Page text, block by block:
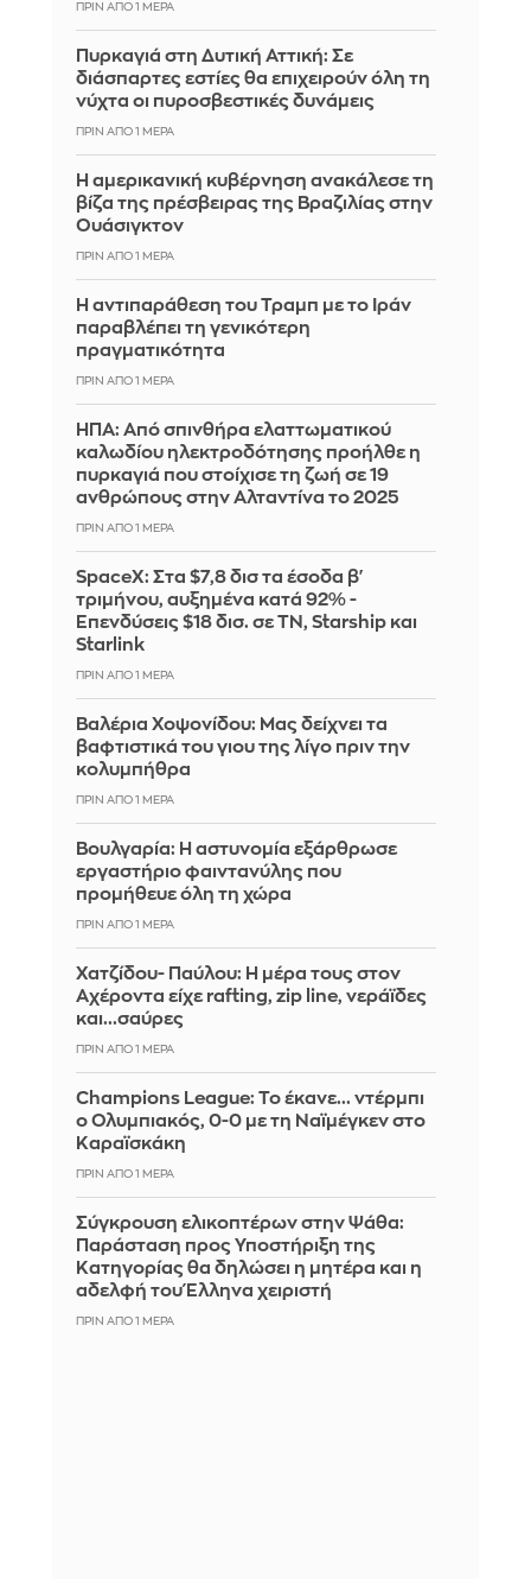
ΠΡΙΝ ΑΠΌ 1 ΜΈΡΑ
Πυρκαγιά στη Δυτική Αττική: Σε
διάσπαρτες εστίες θα επιχειρούν όλη τη
νύχτα οι πυροσβεστικές δυνάμεις
ΠΡΙΝ ΑΠΌ 1 ΜΈΡΑ
Η αμερικανική κυβέρνηση ανακάλεσε τη
βίζα της πρέσβειρας της Βραζιλίας στην
Ουάσιγκτον
ΠΡΙΝ ΑΠΌ 1 ΜΈΡΑ
Η αντιπαράθεση του Τραμπ με το Ιράν
παραβλέπει τη γενικότερη
πραγματικότητα
ΠΡΙΝ ΑΠΌ 1 ΜΈΡΑ
ΗΠΑ: Από σπινθήρα ελαττωματικού
καλωδίου ηλεκτροδότησης προήλθε η
πυρκαγιά που στοίχισε τη ζωή σε 19
ανθρώπους στην Αλταντίνα το 2025
ΠΡΙΝ ΑΠΌ 1 ΜΈΡΑ
SpaceX: Στα $7,8 δισ τα έσοδα β'
τριμήνου, αυξημένα κατά 92% -
Επενδύσεις $18 δισ. σε ΤΝ, Starship και
Starlink
ΠΡΙΝ ΑΠΌ 1 ΜΈΡΑ
Βαλέρια Χοψονίδου: Μας δείχνει τα
βαφτιστικά του γιου της λίγο πριν την
κολυμπήθρα
ΠΡΙΝ ΑΠΌ 1 ΜΈΡΑ
Βουλγαρία: Η αστυνομία εξάρθρωσε
εργαστήριο φαιντανύλης που
προμήθευε όλη τη χώρα
ΠΡΙΝ ΑΠΌ 1 ΜΈΡΑ
Χατζίδου- Παύλου: Η μέρα τους στον
Αχέροντα είχε rafting, zip line, νεράϊδες
και...σαύρες
ΠΡΙΝ ΑΠΌ 1 ΜΈΡΑ
Champions League: Το έκανε... ντέρμπι
ο Ολυμπιακός, 0-0 με τη Ναϊμέγκεν στο
Καραϊσκάκη
ΠΡΙΝ ΑΠΌ 1 ΜΈΡΑ
Σύγκρουση ελικοπτέρων στην Ψάθα:
Παράσταση προς Υποστήριξη της
Κατηγορίας θα δηλώσει η μητέρα και η
αδελφή του Έλληνα χειριστή
ΠΡΙΝ ΑΠΌ 1 ΜΈΡΑ